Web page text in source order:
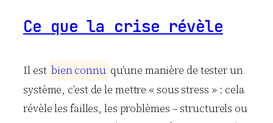
Ce que la crise révèle
Il est bienconnu qu’une manière de tester un
système, c’est de le mettre « sous stress » : cela
révèle les failles, les problèmes – structurels ou